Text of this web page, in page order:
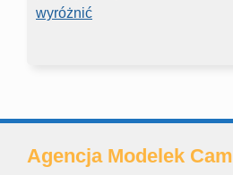
wyróżnić
Agencja Modelek Cam